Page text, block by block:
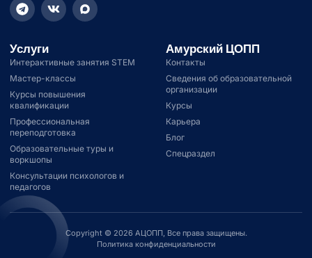
Услуги
Интерактивные занятия STEM
Мастер-классы
Курсы повышения
квалификации
Профессиональная
переподготовка
Образовательные туры и
воркшопы
Консультации психологов и
педагогов
Амурский ЦОПП
Контакты
Сведения об образовательной
организации
Курсы
Карьера
Блог
Спецраздел
Copyright © 2026 АЦОПП, Все права защищены.
Политика конфиденциальности